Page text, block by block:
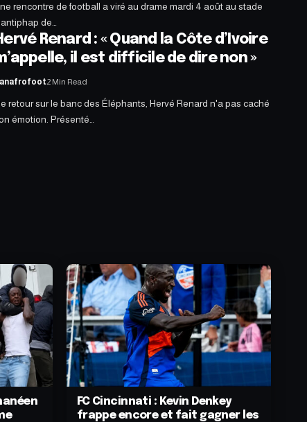
rencontre de football a viré au drame mardi 4 août au stade
de…
Renard : « Quand la Côte d’Ivoire
il est difficile de dire non »
2 Min Read
retour sur le banc des Éléphants, Hervé Renard n'a pas caché
émotion. Présenté…
FC Cincinnati : Kevin Denkey
frappe encore et fait gagner les